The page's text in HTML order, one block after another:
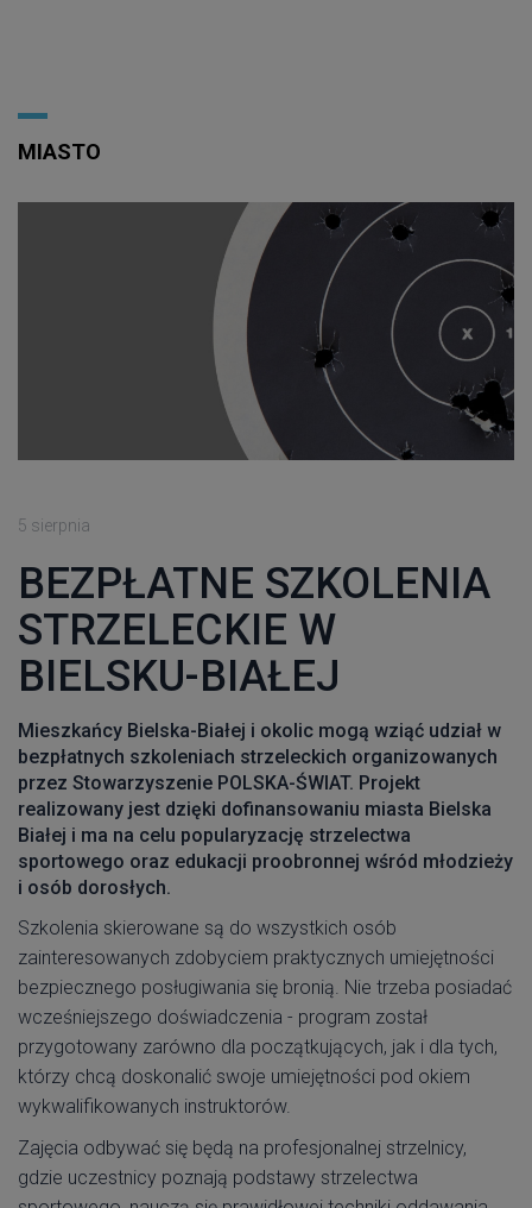
MIASTO
5 sierpnia
BEZPŁATNE SZKOLENIA
STRZELECKIE W
BIELSKU-BIAŁEJ
Mieszkańcy Bielska-Białej i okolic mogą wziąć udział w
bezpłatnych szkoleniach strzeleckich organizowanych
przez Stowarzyszenie POLSKA-ŚWIAT. Projekt
realizowany jest dzięki dofinansowaniu miasta Bielska
Białej i ma na celu popularyzację strzelectwa
sportowego oraz edukacji proobronnej wśród młodzieży
i osób dorosłych.
Szkolenia skierowane są do wszystkich osób
zainteresowanych zdobyciem praktycznych umiejętności
bezpiecznego posługiwania się bronią. Nie trzeba posiadać
wcześniejszego doświadczenia - program został
przygotowany zarówno dla początkujących, jak i dla tych,
którzy chcą doskonalić swoje umiejętności pod okiem
wykwalifikowanych instruktorów.
Zajęcia odbywać się będą na profesjonalnej strzelnicy,
gdzie uczestnicy poznają podstawy strzelectwa